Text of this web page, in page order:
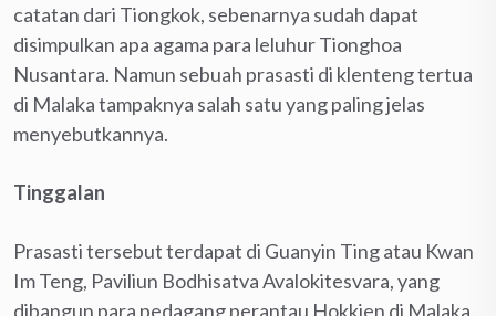
catatan dari Tiongkok, sebenarnya sudah dapat
disimpulkan apa agama para leluhur Tionghoa
Nusantara. Namun sebuah prasasti di klenteng tertua
di Malaka tampaknya salah satu yang paling jelas
menyebutkannya.
Tinggalan
Prasasti tersebut terdapat di Guanyin Ting atau Kwan
Im Teng, Paviliun Bodhisatva Avalokitesvara, yang
dibangun para pedagang perantau Hokkien di Malaka